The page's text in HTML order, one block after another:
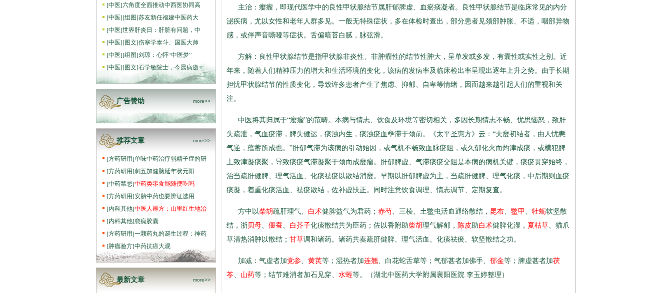
[中医]六角度全面推动中西医协同高
[中医][组图]苏友新任福建中医药大
[中医]世界肝炎日：肝脏有问题，中
[中医][图文]伤寒学泰斗、国医大师
[中医][组图]刘琼：心怀“中医梦”
[中医][图文]石学敏院士，今晨病逝
广告赞助 more>>
推荐文章 more>>
[方药研用]单味中药治疗弱精子症的研
[方药研用]刺五加健脑延年状元阳
[中药禁忌]中药类零食能随便吃吗
[方药研用]安胎中药也要辨证选用
[内科其他]中医人辨方：山里红生地治
[内科其他]愈痫胶囊
[方药研用]一颗药丸的诞生过程：神药
[肿瘤验方]中药抗癌大观
最新文章 more>>
主治：瘿瘤，即现代医学中的良性甲状腺结节属肝郁脾虚、血瘀痰凝者。良性甲状腺结节是临床常见的内分
泌疾病，尤以女性和老年人群多见。一般无特殊症状，多在体检时查出，部分患者见颈部肿胀、不适，咽部异物
感，或伴声音嘶哑等症状。舌偏暗苔白腻，脉弦滑。
方解：良性甲状腺结节是指甲状腺非炎性、非肿瘤性的结节性肿大，呈单发或多发，有囊性或实性之别。近
年来，随着人们精神压力的增大和生活环境的变化，该病的发病率及临床检出率呈现出逐年上升之势。由于长期
担忧甲状腺结节的性质变化，导致许多患者产生了焦虑、抑郁、自卑等情绪，因而越来越引起人们的重视和关
注。
中医将其归属于“瘿瘤”的范畴。本病与情志、饮食及环境等密切相关，多因长期情志不畅、忧思恼怒，致肝
失疏泄，气血瘀滞，脾失健运，痰浊内生，痰浊瘀血壅滞于颈前。《太平圣惠方》云：“夫瘿初结者，由人忧恚
气逆，蕴蓄所成也。”肝郁气滞为该病的引动始因，或气机不畅致血脉瘀阻，或久郁化火而灼津成痰，或横犯脾
土致津凝痰聚，导致痰瘀气滞凝聚于颈而成瘿瘤。肝郁脾虚、气滞痰瘀交阻是本病的病机关键，痰瘀贯穿始终，
治当疏肝健脾、理气活血、化痰祛瘀以散结消瘿。早期以肝郁脾虚为主，当疏肝健脾、理气化痰，中后期则血瘀
痰凝，着重化痰活血、祛瘀散结，佐补虚扶正。同时注意饮食调理、情志调节、定期复查。
方中以柴胡疏肝理气、 白术健脾益气为君药； 赤芍、三棱、土鳖虫活血通络散结， 昆布、 鳖甲、 牡蛎软坚散
结，浙贝母、 僵蚕、 白芥子化痰散结共为臣药；佐以香附助柴胡理气解郁， 陈皮助白术健脾化湿， 夏枯草、猫爪
草清热消肿以散结； 甘草调和诸药。诸药共奏疏肝健脾、理气活血、化痰祛瘀、软坚散结之功。
加减：气虚者加党参、 黄芪等；湿热者加连翘、白花蛇舌草等；气郁甚者加佛手、 郁金等；脾虚甚者加茯
苓、 山药等；结节难消者加石见穿、 水蛭等。（湖北中医药大学附属襄阳医院 李玉婷整理）